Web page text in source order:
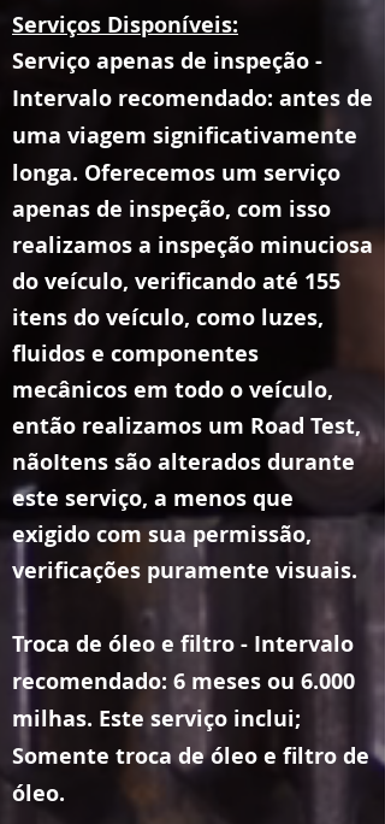
Serviços Disponíveis:​
Serviço apenas de inspeção -
Intervalo recomendado: antes de
uma viagem significativamente
longa. Oferecemos um serviço
apenas de inspeção, com isso
realizamos a inspeção minuciosa
do veículo, verificando até 155
itens do veículo, como luzes,
fluidos e componentes
mecânicos em todo o veículo,
então realizamos um Road Test,
nãoItens são alterados durante
este serviço, a menos que
exigido com sua permissão,
verificações puramente visuais.
Troca de óleo e filtro - Intervalo
recomendado: 6 meses ou 6.000
milhas. Este serviço inclui;
Somente troca de óleo e filtro de
óleo.